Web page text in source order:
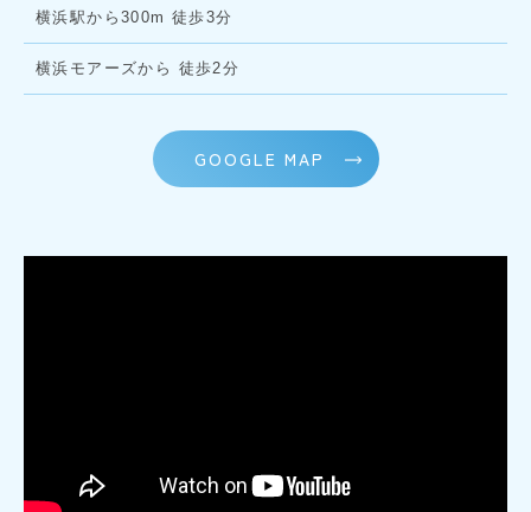
横浜駅から300m 徒歩3分
横浜モアーズから 徒歩2分
GOOGLE MAP